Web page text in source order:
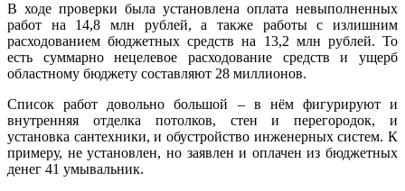
В ходе проверки была установлена оплата невыполненных
работ на 14,8 млн рублей, а также работы с излишним
расходованием бюджетных средств на 13,2 млн рублей. То
есть суммарно нецелевое расходование средств и ущерб
областному бюджету составляют 28 миллионов.
Список работ довольно большой – в нём фигурируют и
внутренняя отделка потолков, стен и перегородок, и
установка сантехники, и обустройство инженерных систем. К
примеру, не установлен, но заявлен и оплачен из бюджетных
денег 41 умывальник.